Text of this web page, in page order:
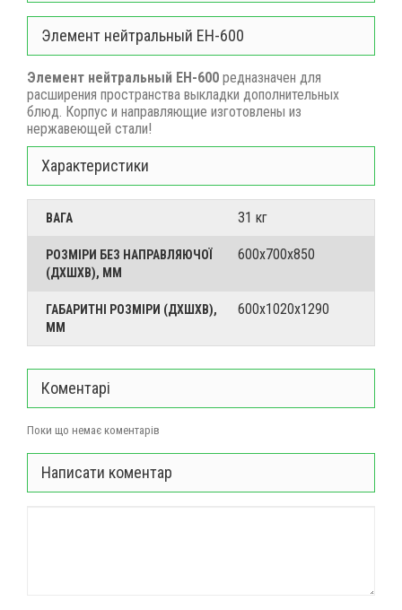
Элемент нейтральный ЕН-600
Элемент нейтральный ЕН-600 редназначен для
расширения пространства выкладки дополнительных
блюд. Корпус и направляющие изготовлены из
нержавеющей стали!
Характеристики
ВАГА 31 кг
РОЗМІРИ БЕЗ НАПРАВЛЯЮЧОЇ
(ДХШХВ), ММ
600х700х850
ГАБАРИТНІ РОЗМІРИ (ДХШХВ),
ММ
600х1020х1290
Коментарі
Поки що немає коментарів
Написати коментар